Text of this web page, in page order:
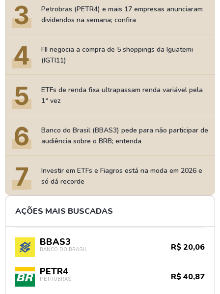
3
Petrobras (PETR4) e mais 17 empresas anunciaram
dividendos na semana; confira
4
FII negocia a compra de 5 shoppings da Iguatemi
(IGTI11)
5
ETFs de renda fixa ultrapassam renda variável pela
1ª vez
6
Banco do Brasil (BBAS3) pede para não participar de
audiência sobre o BRB; entenda
7
Investir em ETFs e Fiagros está na moda em 2026 e
só dá recorde
AÇÕES MAIS BUSCADAS
BBAS3
BANCO DO BRASIL R$ 20,06
PETR4
PETROBRAS R$ 40,87